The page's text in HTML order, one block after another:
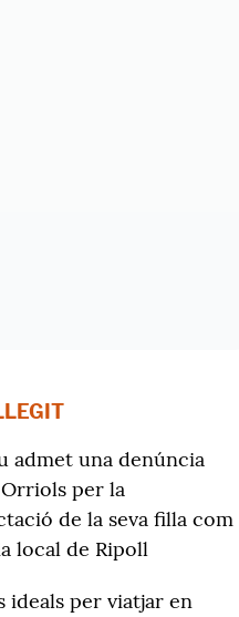
admet una denúncia
per la
de la seva filla com
local de Ripoll
ideals per viatjar en